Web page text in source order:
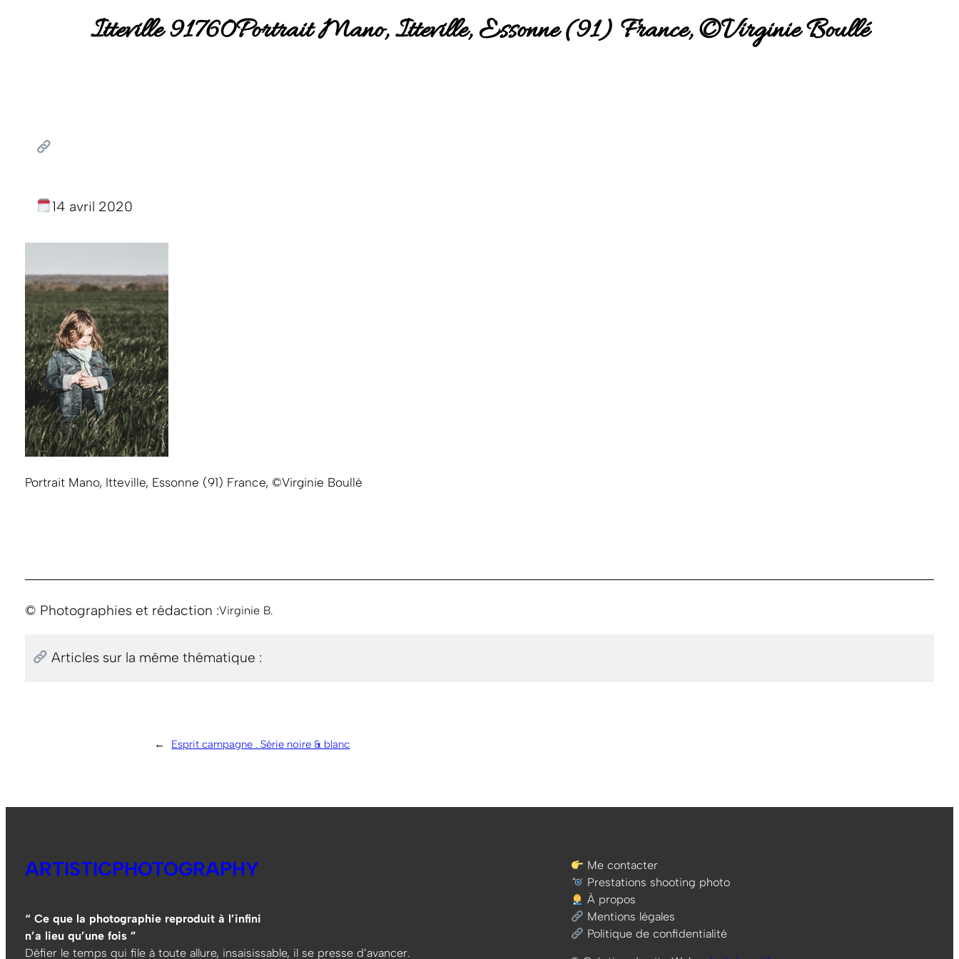
Itteville 91760Portrait Mano, Itteville, Essonne (91) France, ©Virginie Boullé
14 avril 2020
Portrait Mano, Itteville, Essonne (91) France, ©Virginie Boullé
© Photographies et rédaction :Virginie B.
Articles sur la même thématique :
← Esprit campagne . Série noire & blanc
ARTISTICPHOTOGRAPHY
“ Ce que la photographie reproduit à l’infini
n’a lieu qu’une fois ”
Défier le temps qui file à toute allure, insaisissable, il se presse d’avancer.
Me contacter
Prestations shooting photo
À propos
Mentions légales
Politique de confidentialité